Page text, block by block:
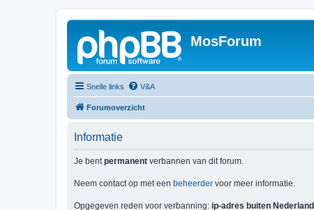
MosForum
Snelle links V&A
Forumoverzicht
Informatie
Je bentpermanent verbannen van dit forum.
Neem contact op met een beheerder voor meer informatie.
Opgegeven reden voor verbanning: ip-adres buiten Nederland